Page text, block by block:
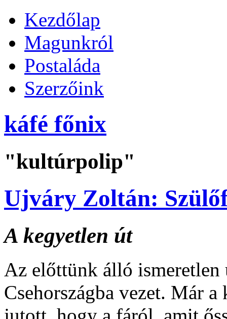
Kezdőlap
Magunkról
Postaláda
Szerzőink
káfé főnix
"kultúrpolip"
Ujváry Zoltán:
A kegyetlen út
Az előttünk álló
Csehországba vezet. Már